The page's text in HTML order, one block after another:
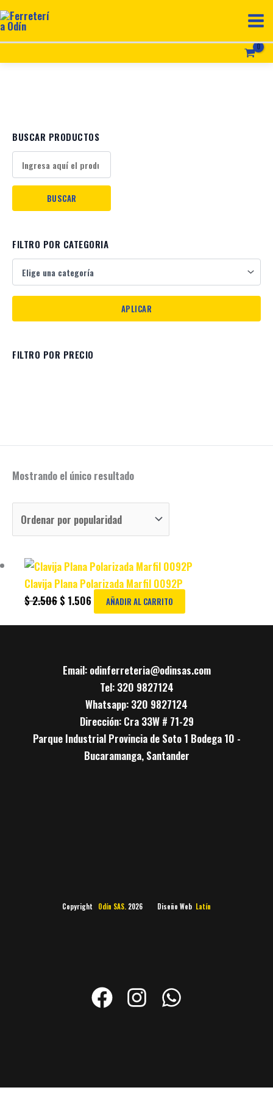
BUSCAR PRODUCTOS
FILTRO POR CATEGORIA
e
u
n
t
g
o
í
FILTRO POR PRECIO
Mostrando el único resultado
Clavija Plana Polarizada Marfil 0092P
$2.506
Original
price
was:
$ 2.506.
$ 1.506
Current
price
$ 1.506.
AÑADIR AL CARRITO
Email: odinferreteria@odinsas.com
Tel: 320 9827124
Whatsapp: 320 9827124
Dirección: Cra 33W # 71-29
Parque Industrial Provincia de Soto 1 Bodega 10 -
Bucaramanga, Santander
Copyright Odín SAS. 2026 Diseño Web Latín